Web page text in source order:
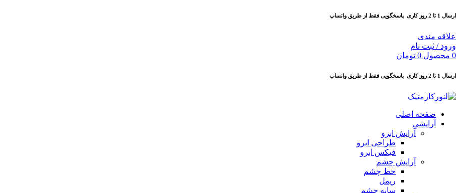
ارسال 1 تا 2 روز کاری پاسخگویی فقط از طریق واتساپ
علاقه مندی
ورود / ثبت نام
0 محصول 0 تومان
ارسال 1 تا 2 روز کاری پاسخگویی فقط از طریق واتساپ
صفحه اصلی
آرایشی
آرايش ابرو
طراحی ابرو
فیکس ابرو
آرايش چشم
خط چشم
ريمل
سايه چشم